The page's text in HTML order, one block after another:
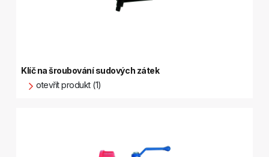
Klíč na šroubování sudových zátek
otevřít produkt (1)